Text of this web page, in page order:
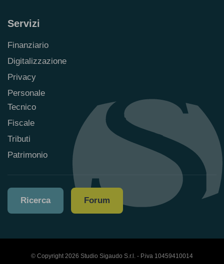
Servizi
Finanziario
Digitalizzazione
Privacy
Personale
Tecnico
Fiscale
Tributi
Patrimonio
Ricerca Forum
© Copyright 2026 Studio Sigaudo S.r.l. - P.iva 10459410014